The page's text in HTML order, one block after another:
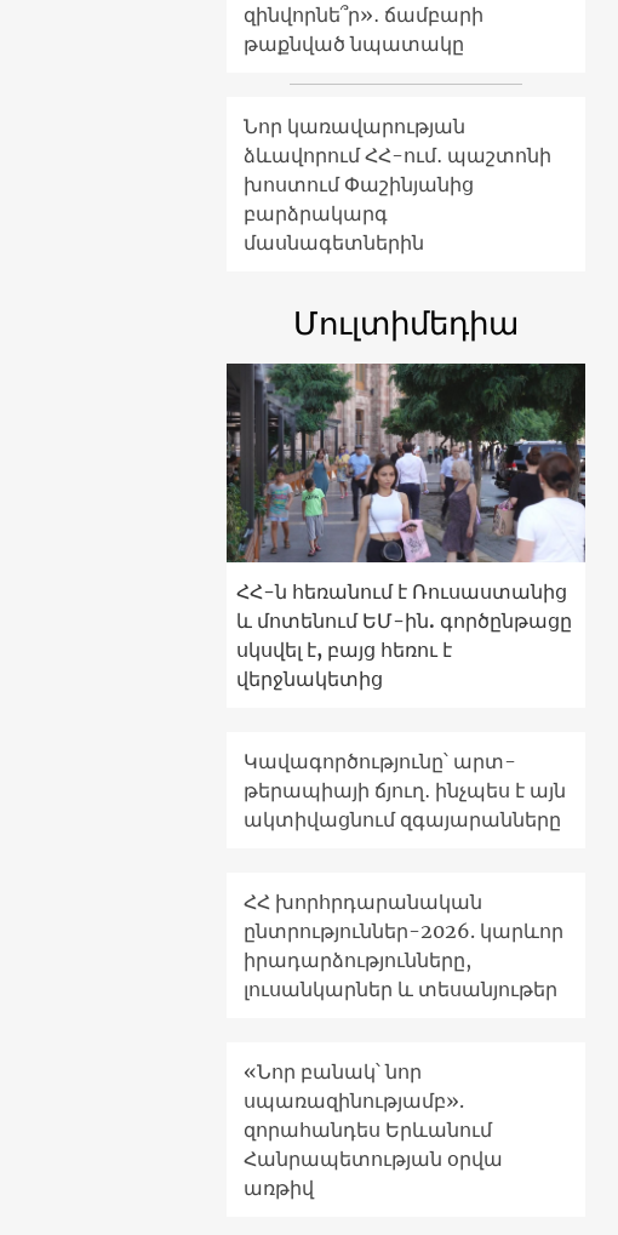
զինվորնե՞ր»․ ճամբարի
թաքնված նպատակը
Նոր կառավարության
ձևավորում ՀՀ-ում․ պաշտոնի
խոստում Փաշինյանից
բարձրակարգ
մասնագետներին
Մուլտիմեդիա
ՀՀ-ն հեռանում է Ռուսաստանից
և մոտենում ԵՄ-ին. գործընթացը
սկսվել է, բայց հեռու է
վերջնակետից
Կավագործությունը՝ արտ-
թերապիայի ճյուղ․ ինչպես է այն
ակտիվացնում զգայարանները
ՀՀ խորհրդարանական
ընտրություններ-2026. կարևոր
իրադարձությունները,
լուսանկարներ և տեսանյութեր
«Նոր բանակ՝ նոր
սպառազինությամբ».
զորահանդես Երևանում
Հանրապետության օրվա
առթիվ